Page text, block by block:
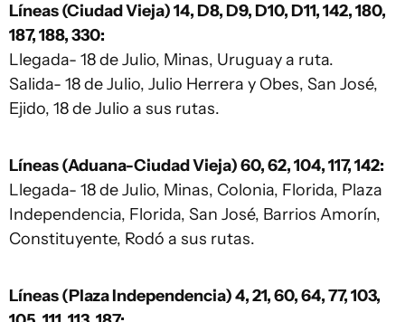
Líneas (Ciudad Vieja) 14, D8, D9, D10, D11, 142, 180,
187, 188, 330:
Llegada- 18 de Julio, Minas, Uruguay a ruta.
Salida- 18 de Julio, Julio Herrera y Obes, San José,
Ejido, 18 de Julio a sus rutas.
Líneas (Aduana-Ciudad Vieja) 60, 62, 104, 117, 142:
Llegada- 18 de Julio, Minas, Colonia, Florida, Plaza
Independencia, Florida, San José, Barrios Amorín,
Constituyente, Rodó a sus rutas.
Líneas (Plaza Independencia) 4, 21, 60, 64, 77, 103,